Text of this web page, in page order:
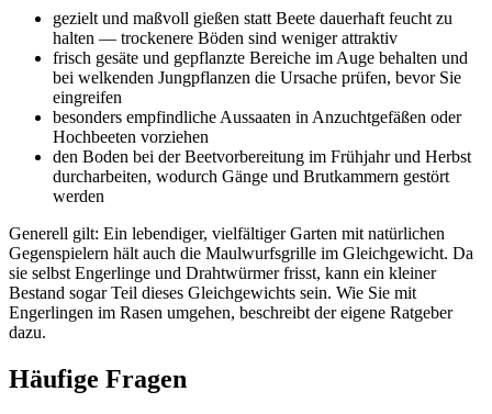
gezielt und maßvoll gießen statt Beete dauerhaft feucht zu
halten — trockenere Böden sind weniger attraktiv
frisch gesäte und gepflanzte Bereiche im Auge behalten und
bei welkenden Jungpflanzen die Ursache prüfen, bevor Sie
eingreifen
besonders empfindliche Aussaaten in Anzuchtgefäßen oder
Hochbeeten vorziehen
den Boden bei der Beetvorbereitung im Frühjahr und Herbst
durcharbeiten, wodurch Gänge und Brutkammern gestört
werden
Generell gilt: Ein lebendiger, vielfältiger Garten mit natürlichen
Gegenspielern hält auch die Maulwurfsgrille im Gleichgewicht. Da
sie selbst Engerlinge und Drahtwürmer frisst, kann ein kleiner
Bestand sogar Teil dieses Gleichgewichts sein. Wie Sie mit
Engerlingen im Rasen umgehen, beschreibt der eigene Ratgeber
dazu.
Häufige Fragen